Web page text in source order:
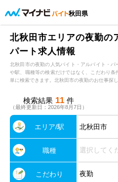
秋田県
北秋田市エリアの夜勤の
パート求人情報
北秋田市の夜勤の人気バイト・アルバイト・
や駅、職種等の検索だけではなく、こだわり
単に検索できます。北秋田市の夜勤のお仕事探
検索結果 11 件
（最終更新日：2026年8月7日）
エリア/駅 北秋田市
職種 選択してく
こだわり 夜勤